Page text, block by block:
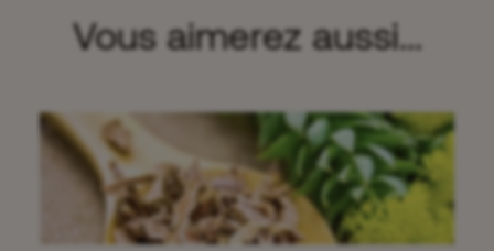
Vous aimerez aussi...